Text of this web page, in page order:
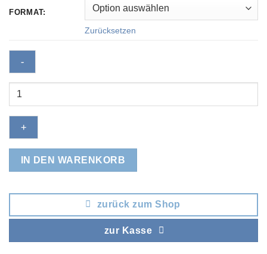
FORMAT:
Zurücksetzen
Genos
Das
große
MengeIN DEN WARENKORB
zurück zum Shop
zur Kasse